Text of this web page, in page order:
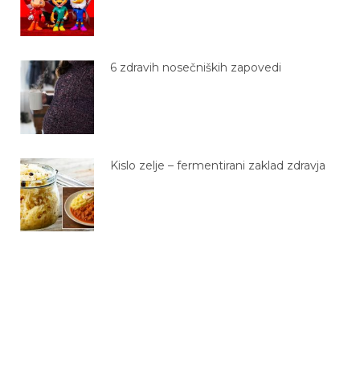
6 zdravih nosečniških zapovedi
Kislo zelje – fermentirani zaklad zdravja